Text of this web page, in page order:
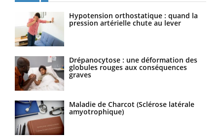
Hypotension orthostatique : quand la
pression artérielle chute au lever
Drépanocytose : une déformation des
globules rouges aux conséquences
graves
Maladie de Charcot (Sclérose latérale
amyotrophique)